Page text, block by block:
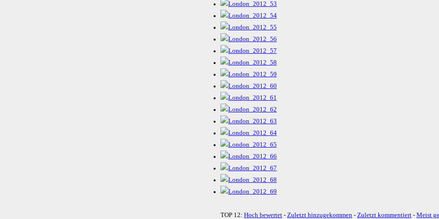
TOP 12: Hoch bewertet- Zuletzt hinzugekommen- Zuletzt kommentiert- Meist